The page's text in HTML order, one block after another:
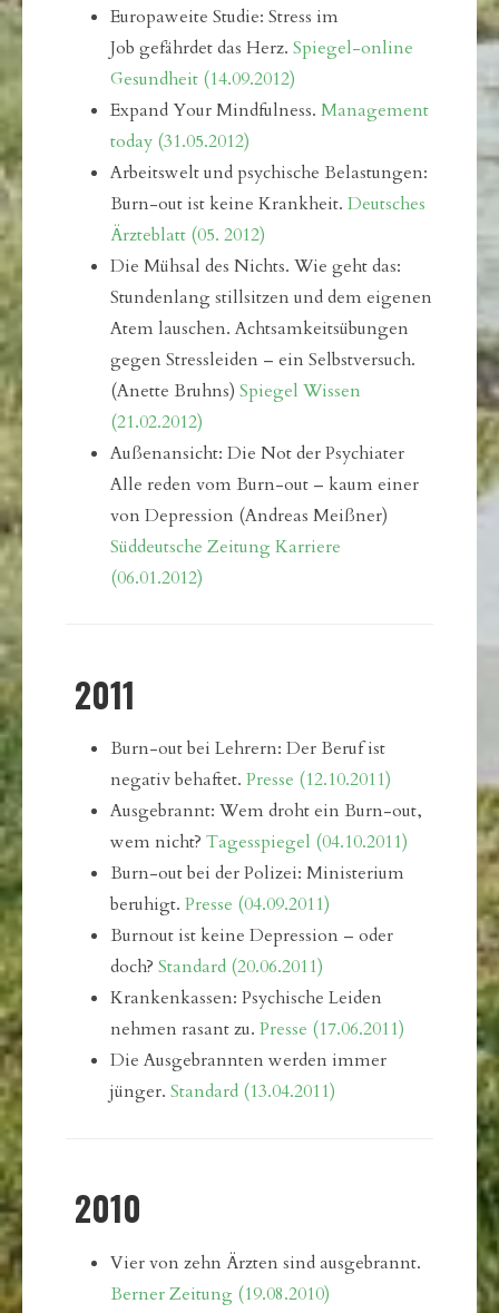
Europaweite Studie: Stress im
Job gefährdet das Herz. Spiegel-online
Gesundheit (14.09.2012)
Expand Your Mindfulness. Management
today (31.05.2012)
Arbeitswelt und psychische Belastungen:
Burn-out ist keine Krankheit. Deutsches
Ärzteblatt (05. 2012)
Die Mühsal des Nichts. Wie geht das:
Stundenlang stillsitzen und dem eigenen
Atem lauschen. Achtsamkeitsübungen
gegen Stressleiden – ein Selbstversuch.
(Anette Bruhns) Spiegel Wissen
(21.02.2012)
Außenansicht: Die Not der Psychiater
Alle reden vom Burn-out – kaum einer
von Depression (Andreas Meißner)
Süddeutsche Zeitung Karriere
(06.01.2012)
2011
Burn-out bei Lehrern: Der Beruf ist
negativ behaftet. Presse (12.10.2011)
Ausgebrannt: Wem droht ein Burn-out,
wem nicht? Tagesspiegel (04.10.2011)
Burn-out bei der Polizei: Ministerium
beruhigt. Presse (04.09.2011)
Burnout ist keine Depression – oder
doch? Standard (20.06.2011)
Krankenkassen: Psychische Leiden
nehmen rasant zu. Presse (17.06.2011)
Die Ausgebrannten werden immer
jünger. Standard (13.04.2011)
2010
Vier von zehn Ärzten sind ausgebrannt.
Berner Zeitung (19.08.2010)